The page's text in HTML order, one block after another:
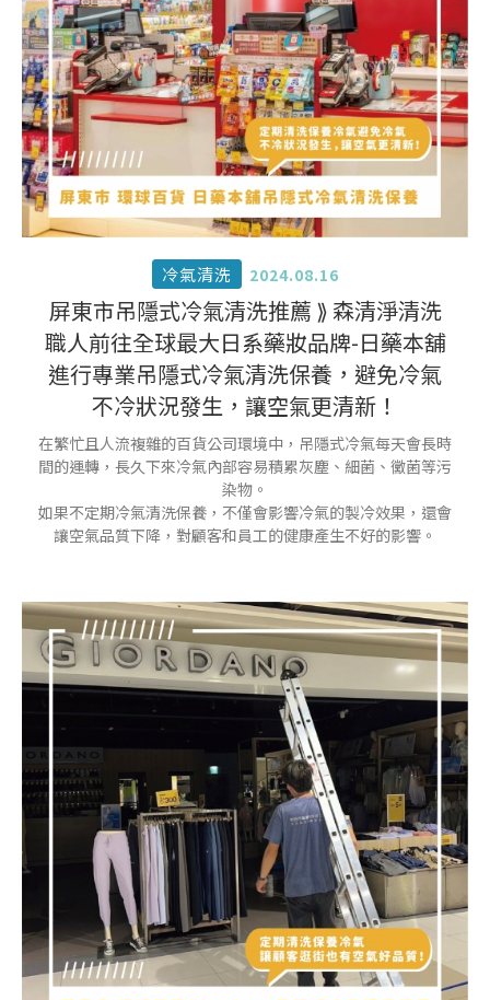
冷氣清洗 2024.08.16
屏東市吊隱式冷氣清洗推薦 ⟫ 森清淨清洗
職人前往全球最大日系藥妝品牌-日藥本舖
進行專業吊隱式冷氣清洗保養，避免冷氣
不冷狀況發生，讓空氣更清新！
在繁忙且人流複雜的百貨公司環境中，吊隱式冷氣每天會長時
間的運轉，長久下來冷氣內部容易積累灰塵、細菌、黴菌等污
染物。
如果不定期冷氣清洗保養，不僅會影響冷氣的製冷效果，還會
讓空氣品質下降，對顧客和員工的健康產生不好的影響。